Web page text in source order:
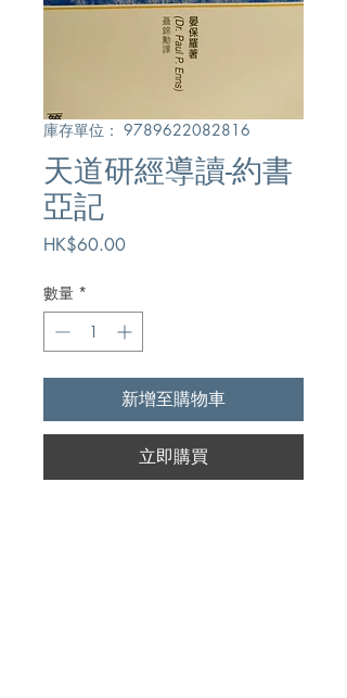
庫存單位： 9789622082816
天道研經導讀-約書
亞記
HK$60.00價
數量 *
新增至購物車
立即購買